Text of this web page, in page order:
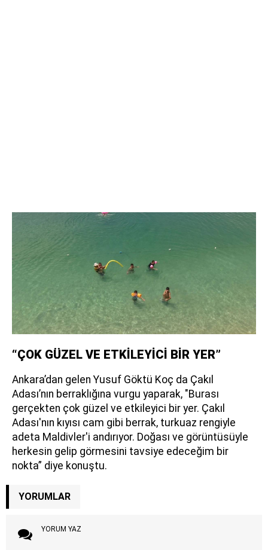
“ÇOK GÜZEL VE ETKİLEYİCİ BİR YER”
Ankara’dan gelen Yusuf Göktü Koç da Çakıl
Adası’nın berraklığına vurgu yaparak, "Burası
gerçekten çok güzel ve etkileyici bir yer. Çakıl
Adası'nın kıyısı cam gibi berrak, turkuaz rengiyle
adeta Maldivler'i andırıyor. Doğası ve görüntüsüyle
herkesin gelip görmesini tavsiye edeceğim bir
nokta” diye konuştu.
YORUMLAR
YORUM YAZ